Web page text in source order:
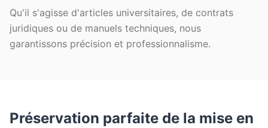
Qu'il s'agisse d'articles universitaires, de contrats
juridiques ou de manuels techniques, nous
garantissons précision et professionnalisme.
Préservation parfaite de la mise en